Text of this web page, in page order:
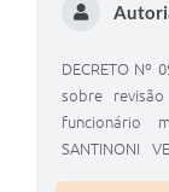
DECRETO Nº
sobre
funcionário
SANTINONI